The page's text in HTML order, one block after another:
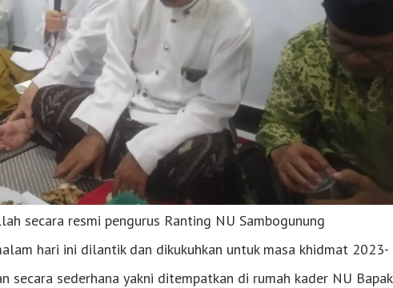
secara resmi pengurus Ranting NU Sambogunung
hari ini dilantik dan dikukuhkan untuk masa khidmat 2023-
secara sederhana yakni ditempatkan di rumah kader NU Bapak